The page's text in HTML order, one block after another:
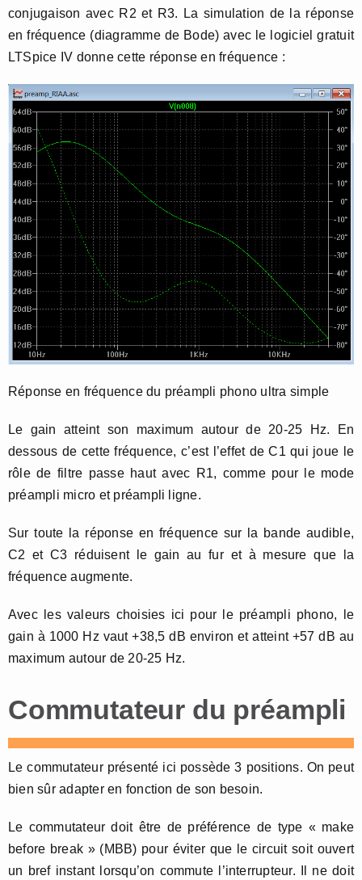
conjugaison avec R2 et R3. La simulation de la réponse
en fréquence (diagramme de Bode) avec le logiciel gratuit
LTSpice IV donne cette réponse en fréquence :
Réponse en fréquence du préampli phono ultra simple
Le gain atteint son maximum autour de 20-25 Hz. En
dessous de cette fréquence, c’est l’effet de C1 qui joue le
rôle de filtre passe haut avec R1, comme pour le mode
préampli micro et préampli ligne.
Sur toute la réponse en fréquence sur la bande audible,
C2 et C3 réduisent le gain au fur et à mesure que la
fréquence augmente.
Avec les valeurs choisies ici pour le préampli phono, le
gain à 1000 Hz vaut +38,5 dB environ et atteint +57 dB au
maximum autour de 20-25 Hz.
Commutateur du préampli
Le commutateur présenté ici possède 3 positions. On peut
bien sûr adapter en fonction de son besoin.
Le commutateur doit être de préférence de type « make
before break » (MBB) pour éviter que le circuit soit ouvert
un bref instant lorsqu’on commute l’interrupteur. Il ne doit